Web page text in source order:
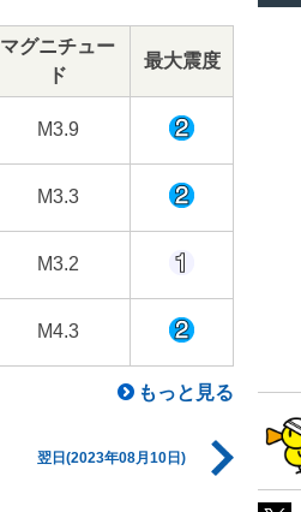
マグニチュー
ド
最大震度
M3.9
M3.3
M3.2
M4.3
もっと見る
翌日(2023年08月10日)